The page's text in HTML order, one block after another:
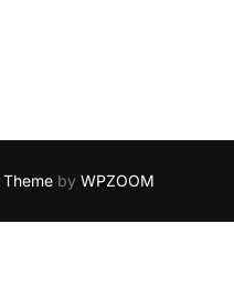
by WPZOOM